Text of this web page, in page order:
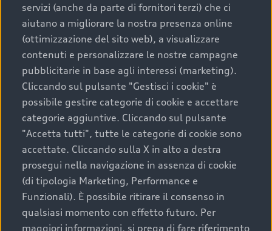
servizi (anche da parte di fornitori terzi) che ci
aiutano a migliorare la nostra presenza online
(ottimizzazione del sito web), a visualizzare
contenuti e personalizzare le nostre campagne
pubblicitarie in base agli interessi (marketing).
Cliccando sul pulsante "Gestisci i cookie" è
possibile gestire categorie di cookie e accettare
categorie aggiuntive. Cliccando sul pulsante
"Accetta tutti", tutte le categorie di cookie sono
accettate. Cliccando sulla X in alto a destra
prosegui nella navigazione in assenza di cookie
(di tipologia Marketing, Performance e
Funzionali). È possibile ritirare il consenso in
qualsiasi momento con effetto futuro. Per
maggiori informazioni, si prega di fare riferimento